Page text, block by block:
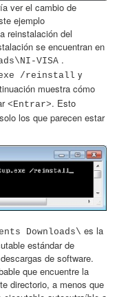
ver el cambio de
ejemplo
reinstalación del
se encuentran en
VISA .
/reinstall y
muestra cómo
<Entrar>. Esto
los que parecen estar
Downloads\ es la
estándar de
de software.
que encuentre la
directorio, a menos que